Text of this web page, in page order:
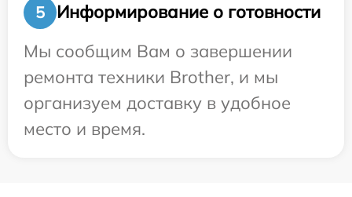
5
Информирование о готовности
Мы сообщим Вам о завершении
ремонта техники Brother, и мы
организуем доставку в удобное
место и время.